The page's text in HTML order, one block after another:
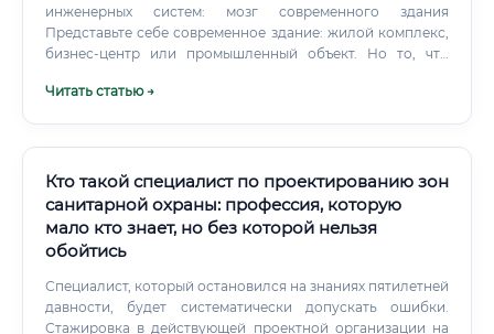
инженерных систем: мозг современного здания
Представьте себе современное здание: жилой комплекс,
бизнес-центр или промышленный объект. Но то, что
безопасным, скрыто от глаз.
Читать статью →
Кто такой специалист по проектированию зон
санитарной охраны: профессия, которую
мало кто знает, но без которой нельзя
обойтись
Специалист, который остановился на знаниях пятилетней
давности, будет систематически допускать ошибки.
Стажировка в действующей проектной организации на